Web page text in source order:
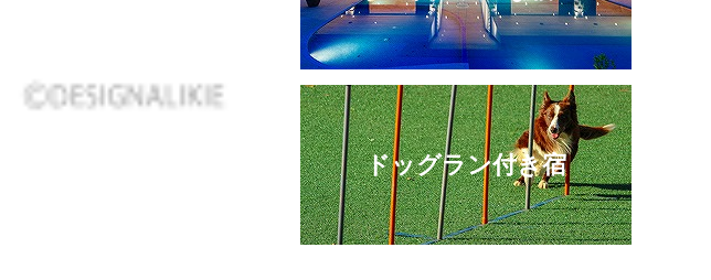
ドッグラン付き宿